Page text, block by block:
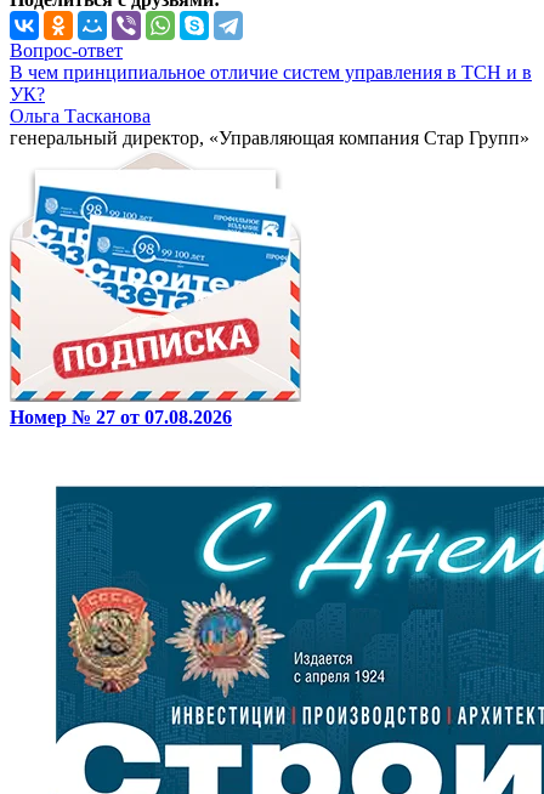
Вопрос-ответ
В чем принципиальное отличие систем управления в ТСН и в
УК?
Ольга Тасканова
генеральный директор, «Управляющая компания Стар Групп»
Номер № 27 от 07.08.2026